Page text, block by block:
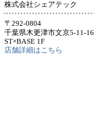
株式会社シェアテック
〒292-0804
千葉県木更津市文京5-11-16
ST×BASE 1F
店舗詳細はこちら